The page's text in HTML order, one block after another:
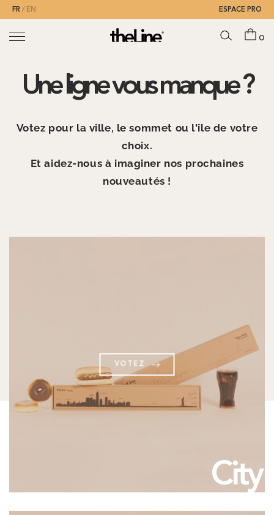
FR EN ESPACE PRO
0
Une ligne vous manque ?
Votez pour la ville, le sommet ou l'île de votre
choix.
Et aidez-nous à imaginer nos prochaines
nouveautés !
VOTEZ
City
ADRESSE E-MAIL *
Tenez-moi au courant des prochaines sorties !